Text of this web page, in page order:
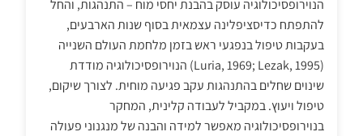
הנוירופסיכולוגיה עוסק בהבנת יחסי מוח – התנהגות, והחל
להתפתח כדיסציפלינה עצמאית בסוף שנות הארבעים,
בעקבות טיפול בנפגעי ראש בזמן מלחמת העולם השנייה
(Luria, 1969; Lezak, 1995) הנוירופסיכולוגיה מודדת
שינוים שחלים בהתנהגות עקב פגיעה מוחית. לצורך שיקום,
טיפול ויעוץ. במקביל לעבודה קלינית, המחקר
בנוירופסיכולוגיה מאפשר למידה והבנה של מנגנוני פעולה